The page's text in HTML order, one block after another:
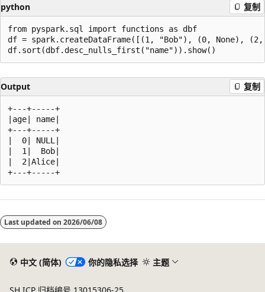
python 复制
from pyspark.sql import functions as dbf
df = spark.createDataFrame([(1, "Bob"), (0, None),
Output 复制
+---+-----+
|age| name|
+---+-----+
|  0| NULL|
|  1|  Bob|
|  2|Alice|
模
式
Last updated on 2026/06/08
中文 (简体) 你的隐私选择 主题